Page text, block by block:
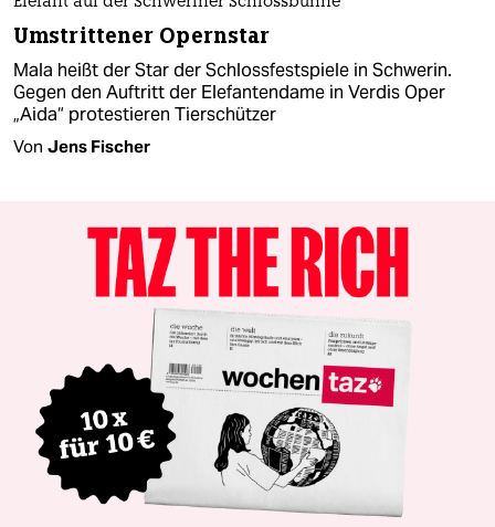
Umstrittener Opernstar
Mala heißt der Star der Schlossfestspiele in Schwerin.
Gegen den Auftritt der Elefantendame in Verdis Oper
„Aida“ protestieren Tierschützer
Von Jens Fischer